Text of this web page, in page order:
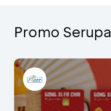
Promo Serupa